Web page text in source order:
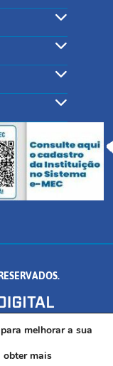
FORMIGA/MG - CEP:
melhorar a sua
obter mais